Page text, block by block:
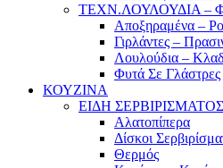
ΤΕΧΝ.ΛΟΥΛΟΥΔΙΑ –
Αποξηραμένα –
Γιρλάντες –
Λουλούδια –
Φυτά Σε Γλάστρες
ΚΟΥΖΙΝΑ
ΕΙΔΗ ΣΕΡΒΙΡΙΣΜΑΤΟΣ
Αλατοπίπερα
Δίσκοι
Θερμός